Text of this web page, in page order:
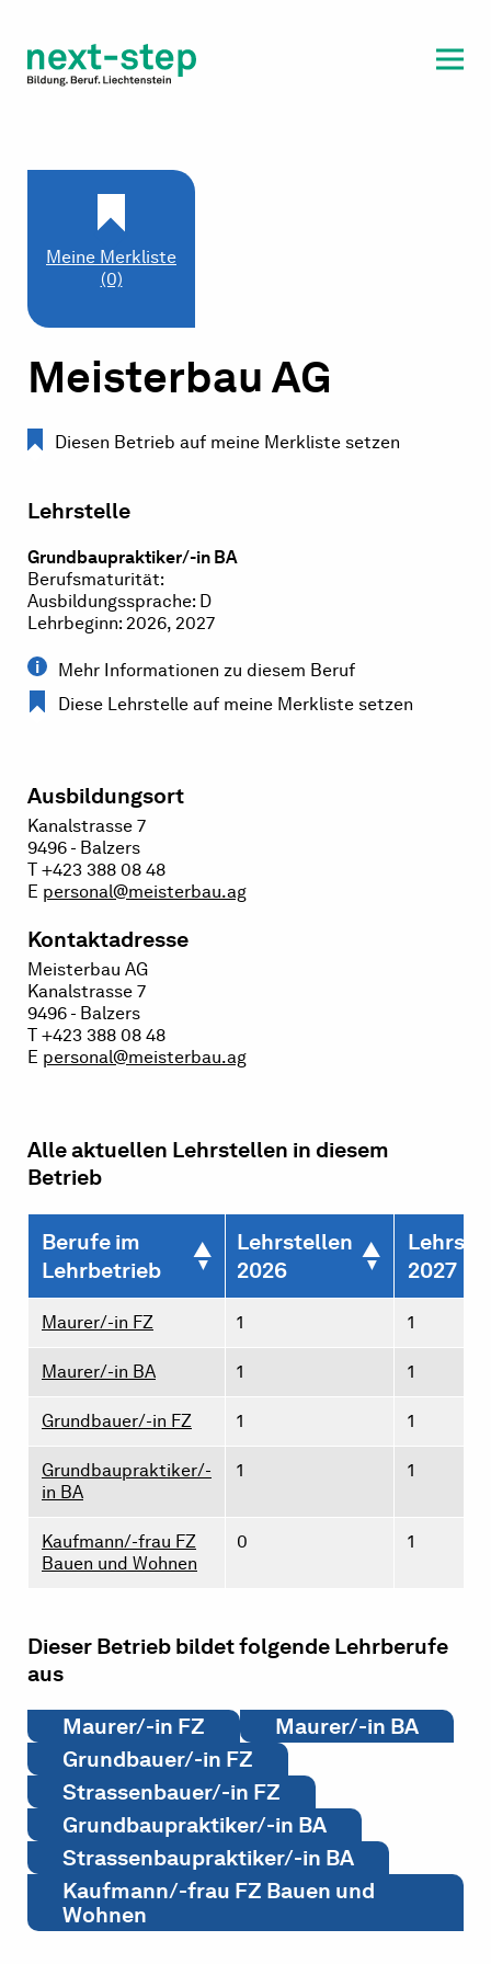
Beratung & Unterstützung
Meisterbau AG
Diesen Betrieb auf meine Merkliste setzen
Lehrstelle
Grundbaupraktiker/-in BA
Berufsmaturität:
Ausbildungssprache: D
Lehrbeginn: 2026, 2027
Mehr Informationen zu diesem Beruf
Diese Lehrstelle auf meine Merkliste setzen
Ausbildungsort
Kanalstrasse 7
9496 - Balzers
T +423 388 08 48
E personal@meisterbau.ag
Kontaktadresse
Meisterbau AG
Kanalstrasse 7
9496 - Balzers
T +423 388 08 48
E personal@meisterbau.ag
Meine Merkliste
(0)
Alle aktuellen Lehrstellen in diesem
Betrieb
Berufe im
Lehrbetrieb
Lehrstellen
2026
2027
Maurer/-in FZ 1 1
Maurer/-in BA 1 1
Grundbauer/-in FZ 1 1
Grundbaupraktiker/-
in BA
1 1
Kaufmann/-frau FZ
Bauen und Wohnen
0 1
Dieser Betrieb bildet folgende Lehrberufe
aus
Maurer/-in FZ
Maurer/-in BA
Grundbauer/-in FZ
Strassenbauer/-in FZ
Grundbaupraktiker/-in BA
Strassenbaupraktiker/-in BA
Kaufmann/-frau FZ Bauen und
Wohnen